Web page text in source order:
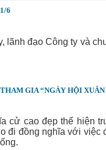
6
lãnh đạo Công ty và
GIA “NGÀY HỘI XUÂN
cao đẹp thể hiện
đi đồng nghĩa với